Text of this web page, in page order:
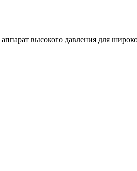
высокого давления для